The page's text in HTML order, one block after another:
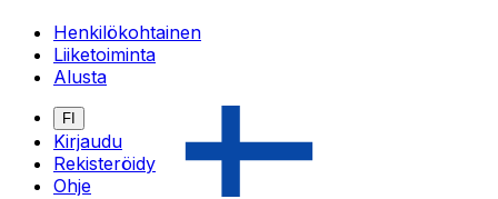
Henkilökohtainen
Liiketoiminta
Alusta
FI
Kirjaudu
Rekisteröidy
Ohje